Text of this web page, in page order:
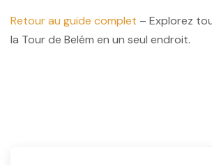
Retour au guide complet – Explorez
la Tour de Belém en un seul endroit.